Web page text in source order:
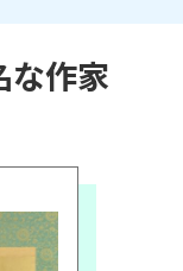
な作家